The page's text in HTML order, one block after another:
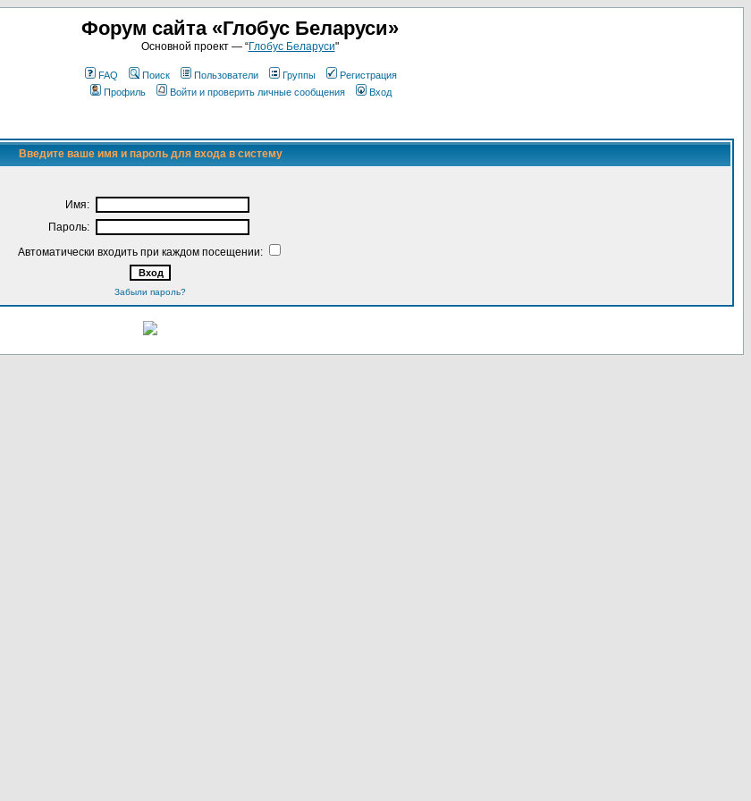
Форум сайта «Глобус Беларуси»
Основной проект — “Глобус Беларуси"
FAQ Поиск Пользователи Группы
Регистрация
Профиль
Войти и проверить личные сообщения Вход
Введите ваше имя и пароль для входа в систему
Имя:
Пароль:
Автоматически входить при каждом посещении:
Забыли пароль?